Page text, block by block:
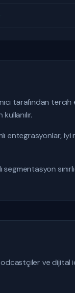
tarafından
entegrasyonlar,
ve dijital